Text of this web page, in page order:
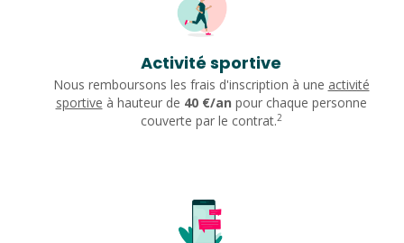
Activité sportive
Nous remboursons les frais d'inscription à une activité
sportive à hauteur de 40 €/an pour chaque personne
couverte par le contrat.2